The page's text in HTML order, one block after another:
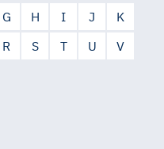
G H I J
K
R S T U
V